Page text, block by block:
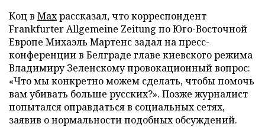
Коц в Махрассказал, что корреспондент
Frankfurter Allgemeine Zeitung по Юго-Восточной
Европе Михаэль Мартенс задал на пресс-
конференции в Белграде главе киевского режима
Владимиру Зеленскому провокационный вопрос:
«Что мы конкретно можем сделать, чтобы помочь
вам убивать больше русских?». Позже журналист
попытался оправдаться в социальных сетях,
заявив о нормальности подобных обсуждений.